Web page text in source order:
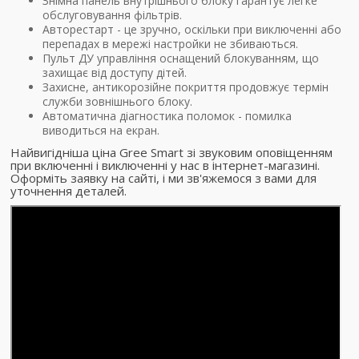
обслуговування фільтрів.
Авторестарт - це зручно, оскільки при виключенні або
перепадах в мережі настройки не збиваються.
Пульт ДУ управління оснащений блокуванням, що
захищає від доступу дітей.
Захисне, антикорозійне покриття продовжує термін
служби зовнішнього блоку.
Автоматична діагностика поломок - помилка
виводиться на екран.
Найвигідніша ціна Gree Smart зі звуковим оповіщенням
при включенні і виключенні у нас в інтернет-магазині.
Оформіть заявку на сайті, і ми зв'яжемося з вами для
уточнення деталей.